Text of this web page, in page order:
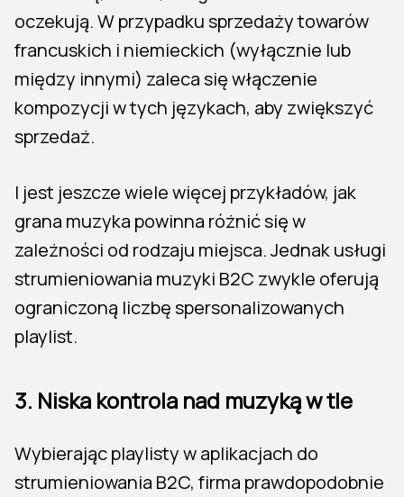
oczekują. W przypadku sprzedaży towarów
francuskich i niemieckich (wyłącznie lub
między innymi) zaleca się włączenie
kompozycji w tych językach, aby zwiększyć
sprzedaż.
I jest jeszcze wiele więcej przykładów, jak
grana muzyka powinna różnić się w
zależności od rodzaju miejsca. Jednak usługi
strumieniowania muzyki B2C zwykle oferują
ograniczoną liczbę spersonalizowanych
playlist.
3. Niska kontrola nad muzyką w tle
Wybierając playlisty w aplikacjach do
strumieniowania B2C, firma prawdopodobnie